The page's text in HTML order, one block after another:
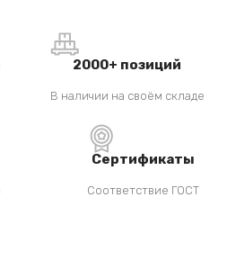
2000+ позиций
В наличии на своём складе
Сертификаты
Соответствие ГОСТ